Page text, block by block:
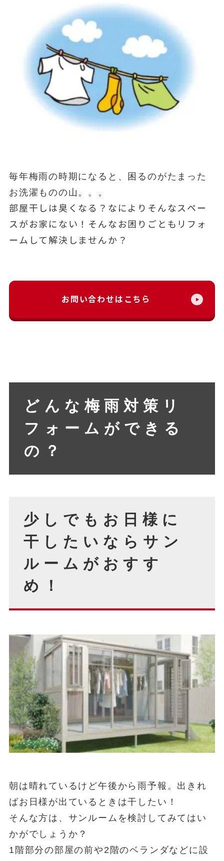
毎年梅雨の時期になると、困るのがたまった
お洗濯ものの山。。。
部屋干しは臭くなる？なによりそんなスペー
スがお家にない！そんなお困りごともリフォ
ームして解決しませんか？
お問い合わせはこちら
どんな梅雨対策リ
フォームができる
の？
少しでもお日様に
干したいならサン
ルームがおすす
め！
朝は晴れているけど午後から雨予報。出きれ
ばお日様が出ているときは干したい！
そんな方は、サンルームを検討してみてはい
かがでしょうか？
1階部分の部屋の前や2階のベランダなどに設